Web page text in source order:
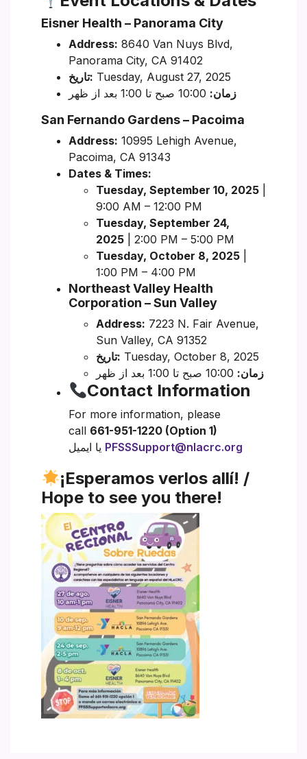
Eisner Health – Panorama City
Address: 8640 Van Nuys Blvd,
Panorama City, CA 91402
تاریخ: Tuesday, August 27, 2025
زمان:
San Fernando Gardens – Pacoima
Address: 10995 Lehigh Avenue,
Pacoima, CA 91343
Dates & Times:
Tuesday, September 10, 2025
9:00 AM – 12:00 PM
Tuesday, September 24,
2025 | 2:00 PM – 5:00 PM
Tuesday, October 8, 2025
1:00 PM – 4:00 PM
Northeast Valley Health
Corporation – Sun Valley
Address: 7223 N. Fair Avenue,
Sun Valley, CA 91352
تاریخ: Tuesday, October 8, 2025
زمان:
Contact Information
For more information, please
call 661-951-1220 (Option 1)
PFSSSupport@nlacrc.org
¡Esperamos verlos allí! /
Hope to see you there!